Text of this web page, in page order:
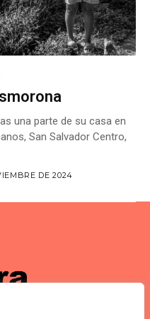
una parte de su casa en
San Salvador Centro,
DE 2024